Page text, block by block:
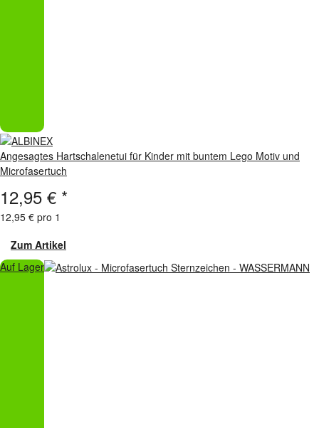
Angesagtes Hartschalenetui für Kinder mit buntem Lego Motiv und
Microfasertuch
12,95 € *
12,95 € pro 1
Zum Artikel
Auf Lager